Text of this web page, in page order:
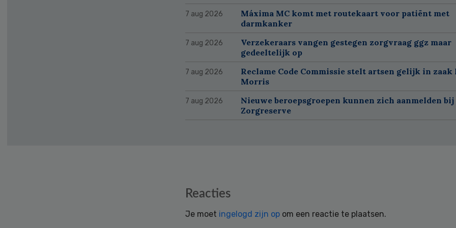
7 aug 2026
Máxima MC komt met routekaart voor patiënt met
darmkanker
7 aug 2026
Verzekeraars vangen gestegen zorgvraag ggz maar
gedeeltelijk op
7 aug 2026
Reclame Code Commissie stelt artsen gelijk in
Morris
7 aug 2026
Nieuwe beroepsgroepen kunnen zich aanmelden
Zorgreserve
Reacties
Je moet ingelogd zijn op om een reactie te plaatsen.